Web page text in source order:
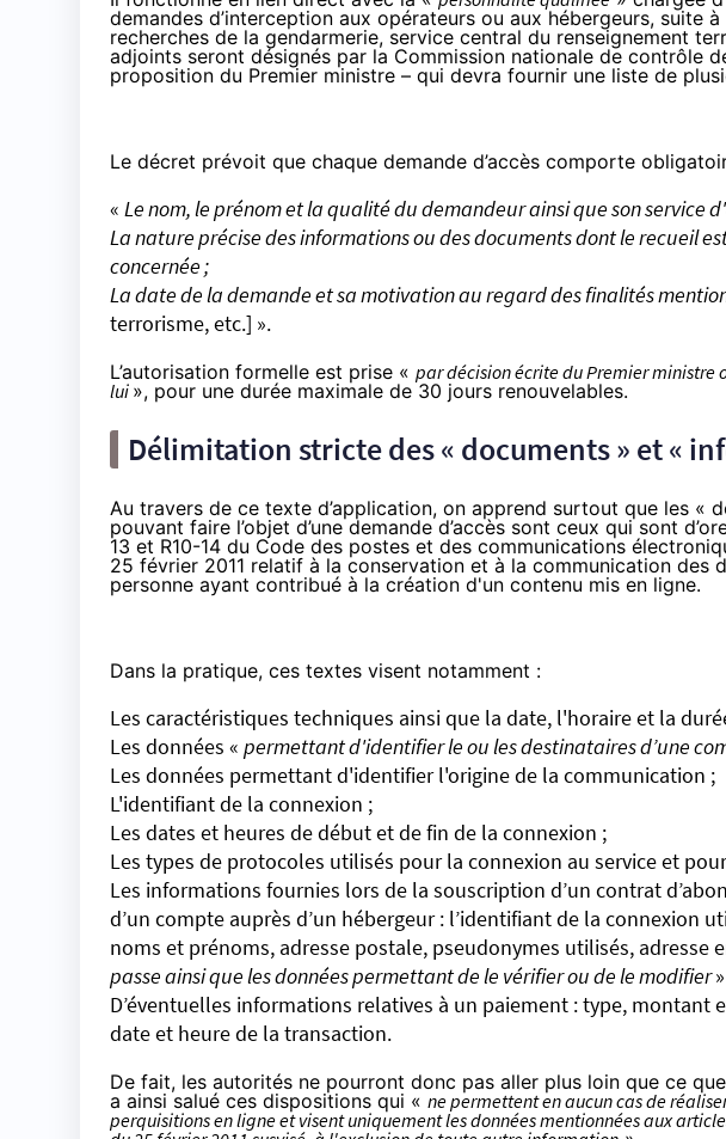
demandes d’interception aux opérateurs ou aux hébergeurs, suite
recherches de la gendarmerie, service central du renseignement
adjoints seront désignés par la Commission nationale de contrôle
proposition du Premier ministre – qui devra fournir une liste de
Le décret prévoit que chaque demande d’accès comporte
« Le nom, le prénom et la qualité du demandeur ainsi que son service
La nature précise des informations ou des documents dont le recueil
concernée ;
La date de la demande et sa motivation au regard des finalités
terrorisme, etc.] ».
L’autorisation formelle est prise « par décision écrite du Premier ministre
lui », pour une durée maximale de 30 jours renouvelables.
Délimitation stricte des « documents » et «
Au travers de ce texte d’application, on apprend surtout que les «
pouvant faire l’objet d’une demande d’accès sont ceux qui sont
13 et R10-14 du Code des postes et des communications
25 février 2011 relatif à la conservation et à la communication des
personne ayant contribué à la création d'un contenu mis en ligne.
Dans la pratique, ces textes visent notamment :
Les caractéristiques techniques ainsi que la date, l'horaire et la
Les données « permettant d'identifier le ou les destinataires d’une
Les données permettant d'identifier l'origine de la communication ;
L'identifiant de la connexion ;
Les dates et heures de début et de fin de la connexion ;
Les types de protocoles utilisés pour la connexion au service et
Les informations fournies lors de la souscription d’un contrat
d’un compte auprès d’un hébergeur : l’identifiant de la connexion
noms et prénoms, adresse postale, pseudonymes utilisés, adresse
passe ainsi que les données permettant de le vérifier ou de le modifier
D’éventuelles informations relatives à un paiement : type, montant
date et heure de la transaction.
De fait, les autorités ne pourront donc pas aller plus loin que ce
a ainsi salué ces dispositions qui « ne permettent en aucun cas de
perquisitions en ligne et visent uniquement les données mentionnées aux